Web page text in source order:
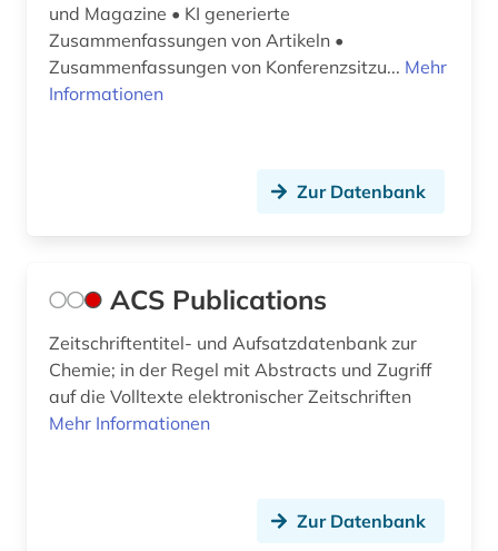
elges gelenklager und gelenkköpfe (1)
engineering (1)
engineering profession (1)
englisch (11)
english (1)
und Magazine • KI generierte
Zusammenfassungen von Artikeln •
Zusammenfassungen von Konferenzsitzu... Mehr
Informationen
Zur Datenbank
ACS Publications
Zeitschriftentitel- und Aufsatzdatenbank zur
Chemie; in der Regel mit Abstracts und Zugriff
auf die Volltexte elektronischer Zeitschriften
Mehr Informationen
Zur Datenbank